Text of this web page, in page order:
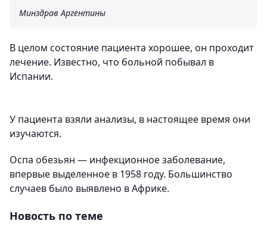
Минздрав Аргентины
В целом состояние пациента хорошее, он проходит
лечение. Известно, что больной побывал в
Испании.
У пациента взяли анализы, в настоящее время они
изучаются.
Оспа обезьян — инфекционное заболевание,
впервые выделенное в 1958 году. Большинство
случаев было выявлено в Африке.
Новость по теме